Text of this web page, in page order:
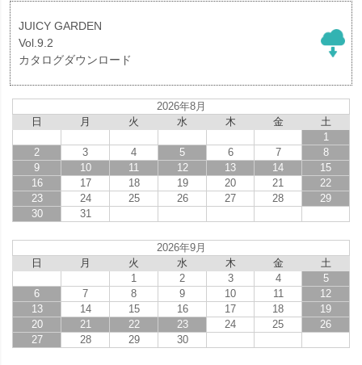
JUICY GARDEN
Vol.9.2
カタログダウンロード
2026年8月
日
月 火 水 木 金
土
1
2
3 4 5 6 7
8
9
10 11 12 13 14
15
16
17 18 19 20 21
22
23
24 25 26 27 28
29
30
31
2026年9月
日
月 火 水 木 金
土
1
2 3 4
5
6
7 8 9 10 11
12
13
14 15 16 17 18
19
20
21 22 23 24 25
26
27
28 29 30